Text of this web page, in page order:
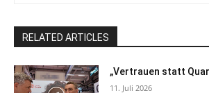
RELATED ARTICLES
„Vertrauen statt
11. Juli 2026